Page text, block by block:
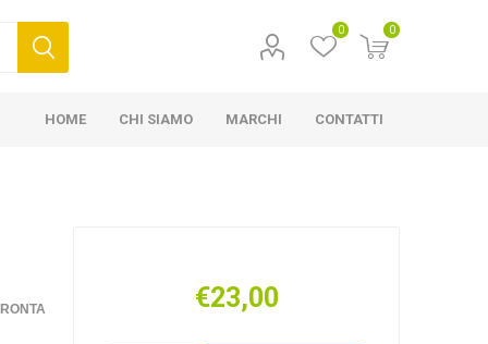
0 0
HOME CHI SIAMO MARCHI CONTATTI
€23,00